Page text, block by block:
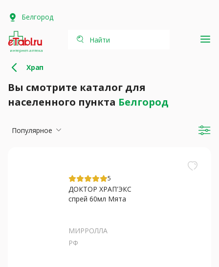
Белгород
интернет-аптека
Найти
Храп
Вы смотрите каталог для
населенного пункта Белгород
Популярное
5
ДОКТОР ХРАП'ЭКС
спрей 60мл Мята
МИРРОЛЛА
РФ